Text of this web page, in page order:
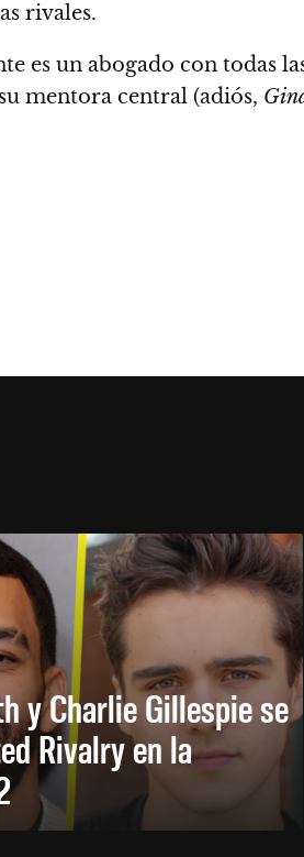
rivales.
es un abogado con todas
mentora central (adiós,
y Charlie Gillespie se
Rivalry en la